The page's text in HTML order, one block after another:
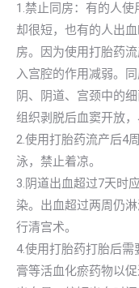
1.禁止同房：有的人
却很短，也有的人出
房。因为使用打胎药
入宫腔的作用减弱。
阴、阴道、宫颈中的
组织剥脱后血窦开放，
2.使用打胎药流产后4
泳，禁止着凉。
3.阴道出血超过7天时
染。出血超过两周仍
行清宫术。
4.使用打胎药打胎后
膏等活血化瘀药物以